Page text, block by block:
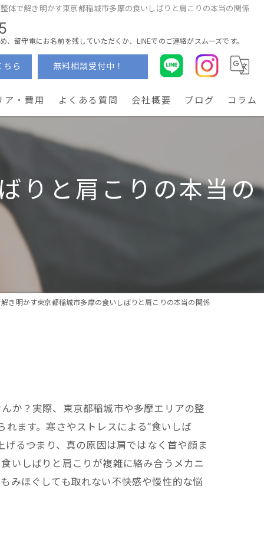
整体で解き明かす東京都稲城市多摩の食いしばりと肩こりの本当の関係
留守電にお名前を残していただくか、LINEでのご連絡がスムーズです。
ちら 無料相談受付中！
ア・費用 よくある質問 会社概要 ブログ コラム
りと肩こりの本当の
き明かす東京都稲城市多摩の食いしばりと肩こりの本当の関係
か？実際、東京都稲城市や多摩エリアの整
ます。寒さやストレスによる“食いしば
る――つまり、真の原因は肩ではなく首や顔ま
いしばりと肩こりが複雑に絡み合うメカニ
みほぐしても取れない不快感や慢性的な悩